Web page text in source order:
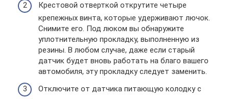
Крестовой отверткой открутите четыре
крепежных винта, которые удерживают лючок.
Снимите его. Под люком вы обнаружите
уплотнительную прокладку, выполненную из
резины. В любом случае, даже если старый
датчик будет вновь работать на благо вашего
автомобиля, эту прокладку следует заменить.
Отключите от датчика питающую колодку с